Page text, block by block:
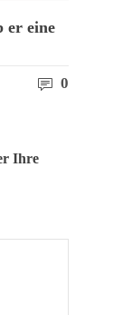
er eine
0
Ihre